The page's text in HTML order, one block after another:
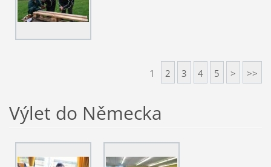
1 2 3 4 5 > >>
Výlet do Německa